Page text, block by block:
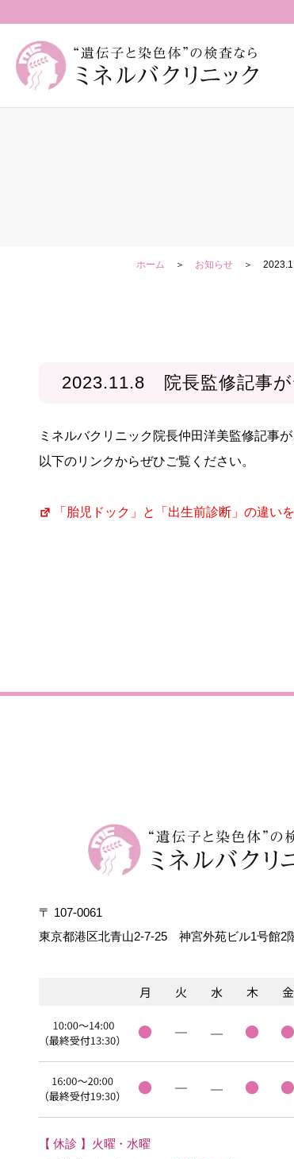
ホーム お知らせ
2023.11.8 院長監修記事が
ミネルバクリニック院長仲田洋美監修記事
以下のリンクからぜひご覧ください。
「胎児ドック」と「出生前診断」の違い
〒 107-0061
東京都港区北青山2-7-25 神宮外苑ビル1号館2
【 休診 】火曜・水曜